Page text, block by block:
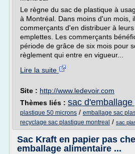
Le règne du sac de plastique à
à Montréal. Dans moins d'un mois,
commerçants d'en distribuer à
emplettes. Les commerçants
période de grâce de six mois pour
règlement qui entre en vigueur...
Lire la suite
Site : http://www.ledevoir.com
Thèmes liés : sac
plastique 50 microns / emballage sac
recyclage sac plastique montreal / sac
Sac Kraft en papier pas
emballage alimentaire ...